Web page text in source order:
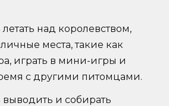
над королевством,
места, такие как
играть в мини-игры и
с другими питомцами.
и собирать